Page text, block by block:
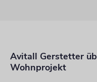
Avitall Gerstetter
Wohnprojekt